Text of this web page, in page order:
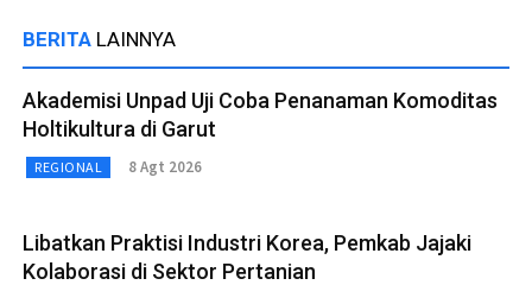
BERITA LAINNYA
Akademisi Unpad Uji Coba Penanaman Komoditas
Holtikultura di Garut
REGIONAL 8 Agt 2026
Libatkan Praktisi Industri Korea, Pemkab Jajaki
Kolaborasi di Sektor Pertanian